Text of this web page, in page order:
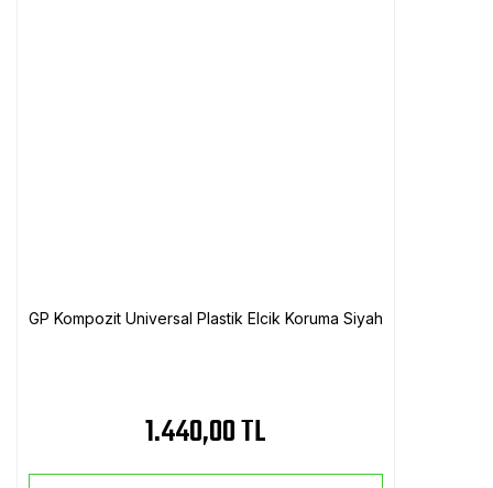
GP Kompozit Universal Plastik Elcik Koruma Siyah
1.440,00 TL